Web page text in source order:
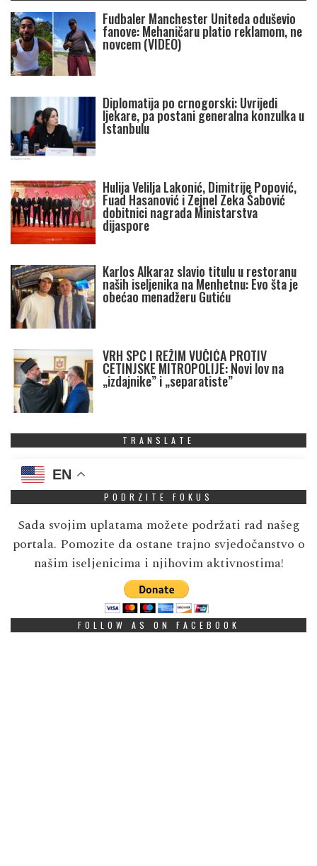
Fudbaler Manchester Uniteda oduševio
fanove: Mehaničaru platio reklamom, ne
novcem (VIDEO)
Diplomatija po crnogorski: Uvrijedi
ljekare, pa postani generalna konzulka u
Istanbulu
Hulija Velilja Lakonić, Dimitrije Popović,
Fuad Hasanović i Zejnel Zeka Šabović
dobitnici nagrada Ministarstva
dijaspore
Karlos Alkaraz slavio titulu u restoranu
naših iseljenika na Menhetnu: Evo šta je
obećao menadžeru Gutiću
VRH SPC I REŽIM VUČIĆA PROTIV
CETINJSKE MITROPOLIJE: Novi lov na
„izdajnike” i „separatiste”
TRANSLATE
EN
PODRZITE FOKUS
Sada svojim uplatama možete podržati rad našeg
portala. Pomozite da ostane trajno svjedočanstvo o
našim iseljenicima i njihovim aktivnostima!
FOLLOW AS ON FACEBOOK